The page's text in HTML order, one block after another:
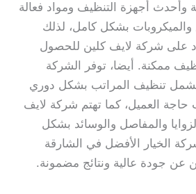
أجهزة التنظيف ومواد فعالة
والميكروبات بشكل كامل، لذلك
على شركة لايف كلين للحصول
ممكنة. أيضا، توفر الشركة
تنظيف المراتب بشكل دوري
العميل، كما تهتم شركة لايف
والمفاصل والوسائد بشكل
الخيار الأفضل في الشارقة
عن جودة عالية ونتائج مضمونة.